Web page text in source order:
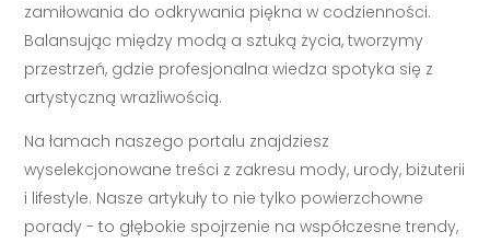
zamiłowania do odkrywania piękna w codzienności.
Balansując między modą a sztuką życia, tworzymy
przestrzeń, gdzie profesjonalna wiedza spotyka się z
artystyczną wrażliwością.
Na łamach naszego portalu znajdziesz
wyselekcjonowane treści z zakresu mody, urody, biżuterii
i lifestyle. Nasze artykuły to nie tylko powierzchowne
porady - to głębokie spojrzenie na współczesne trendy,